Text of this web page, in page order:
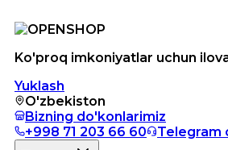
Ko'proq imkoniyatlar uchun
Yuklash
O'zbekiston
Bizning do'konlarimiz
+998 71 203 66 60
Telegram